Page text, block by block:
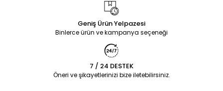
Geniş Ürün Yelpazesi
Binlerce ürün ve kampanya seçeneği
7 / 24 DESTEK
Öneri ve şikayetlerinizi bize iletebilirsiniz.